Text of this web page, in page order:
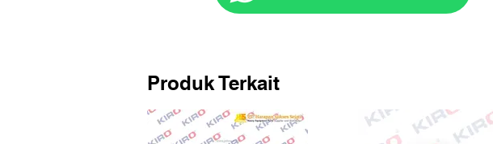
Produk Terkait